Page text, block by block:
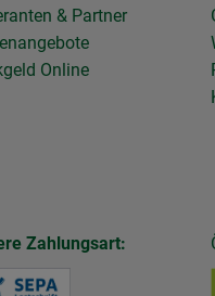
& Partner
Online
www.tiktok.com/
https://
Zahlungsart:
Externer Link zu